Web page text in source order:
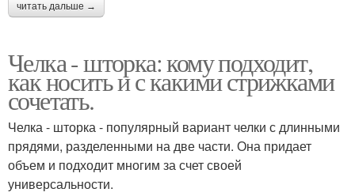
читать дальше →
Челка - шторка: кому подходит,
как носить и с какими стрижками
сочетать.
Челка - шторка - популярный вариант челки с длинными
прядями, разделенными на две части. Она придает
объем и подходит многим за счет своей
универсальности.